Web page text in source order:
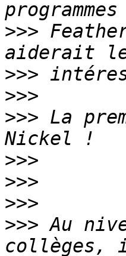
>>>
>>>
>>>
>>> La
>>>
>>>
>>>
>>> Au